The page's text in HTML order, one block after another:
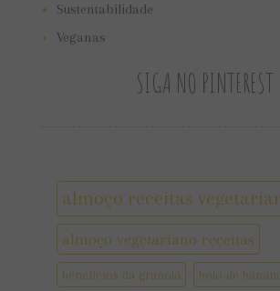
Sustentabilidade
Veganas
SIGA NO PINTEREST
almoço receitas
almoço vegetariano receitas
benefícios da granola bolo de